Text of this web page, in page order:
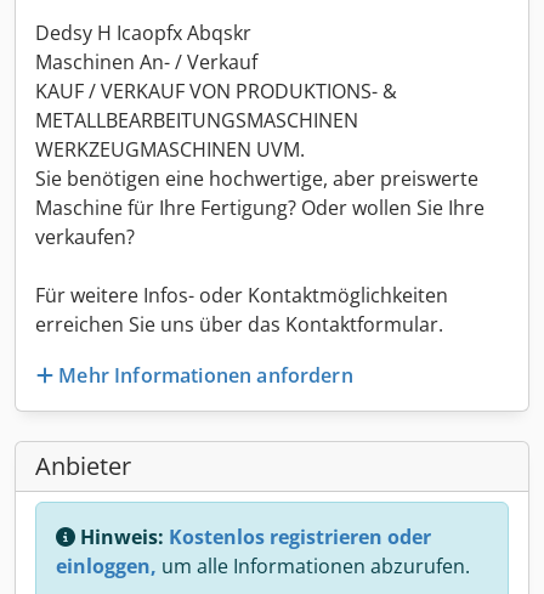
Dedsy H Icaopfx Abqskr
Maschinen An- / Verkauf
KAUF / VERKAUF VON PRODUKTIONS- &
METALLBEARBEITUNGSMASCHINEN
WERKZEUGMASCHINEN UVM.
Sie benötigen eine hochwertige, aber preiswerte
Maschine für Ihre Fertigung? Oder wollen Sie Ihre
verkaufen?
Für weitere Infos- oder Kontaktmöglichkeiten
erreichen Sie uns über das Kontaktformular.
Mehr Informationen anfordern
Anbieter
Hinweis: Kostenlos registrieren oder
einloggen, um alle Informationen abzurufen.